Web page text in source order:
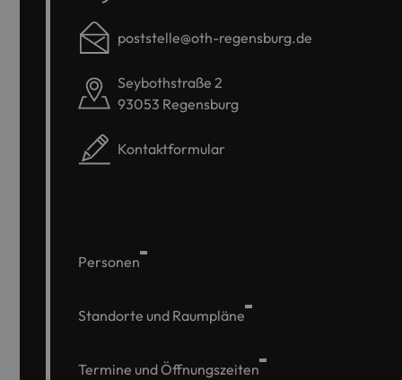
poststelle@oth-regensburg.de
Seybothstraße 2
93053 Regensburg
Kontaktformular
Personen
Standorte und Raumpläne
Termine und Öffnungszeiten